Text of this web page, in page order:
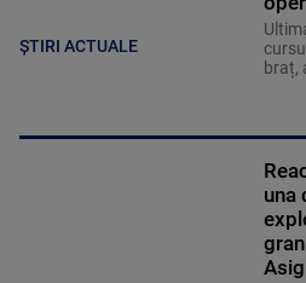
ȘTIRI ACTUALE
braț,
una